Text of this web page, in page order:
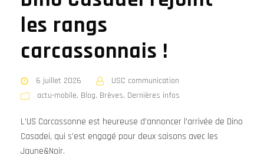
les rangs
carcassonnais !
6 juillet 2026
USC communication
actu-mobile, Blog, Brèves, Dernières infos
L’US Carcassonne est heureuse d’annoncer l’arrivée de Dino
Casadei, qui s’est engagé pour deux saisons avec les
Jaune&Noir.